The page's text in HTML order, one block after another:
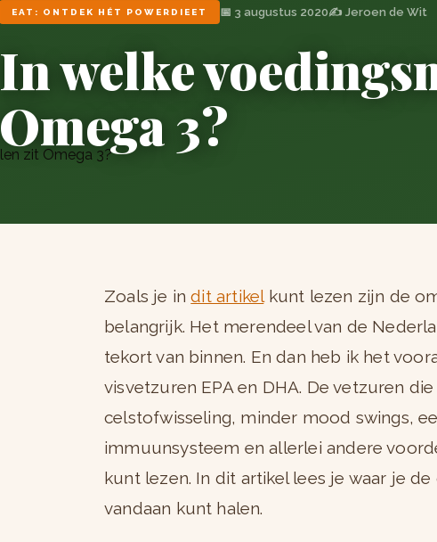
EAT: ONTDEK HÉT POWERDIEET 📅 3 augustus 2020✍️ Jeroen de Wit
In welke
Omega 3?
Zoals je indit artikelkunt lezen zijn de
belangrijk. Het merendeel van de
tekort van binnen. En dan heb ik het
visvetzuren EPA en DHA. De vetzuren
celstofwisseling, minder mood swings,
immuunsysteem en allerlei andere
kunt lezen. In dit artikel lees je waar je
vandaan kunt halen.